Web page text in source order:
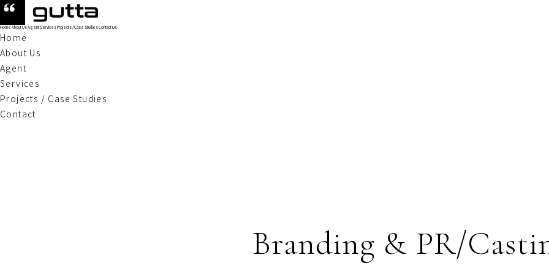
Home
About Us
Agent
Services
Projects / Case Studies
Contact
Home About UsAgentServicesProjects / Case StudiesContact Us
Branding & PR/